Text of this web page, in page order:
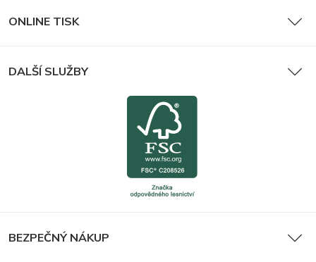
ONLINE TISK
DALŠÍ SLUŽBY
BEZPEČNÝ NÁKUP